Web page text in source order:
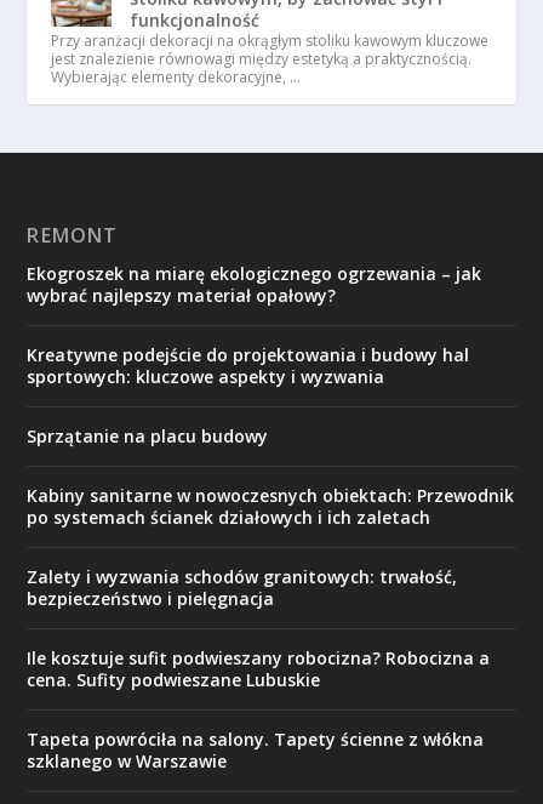
funkcjonalność
Przy aranżacji dekoracji na okrągłym stoliku kawowym kluczowe
jest znalezienie równowagi między estetyką a praktycznością.
Wybierając elementy dekoracyjne, …
REMONT
Ekogroszek na miarę ekologicznego ogrzewania – jak
wybrać najlepszy materiał opałowy?
Kreatywne podejście do projektowania i budowy hal
sportowych: kluczowe aspekty i wyzwania
Sprzątanie na placu budowy
Kabiny sanitarne w nowoczesnych obiektach: Przewodnik
po systemach ścianek działowych i ich zaletach
Zalety i wyzwania schodów granitowych: trwałość,
bezpieczeństwo i pielęgnacja
Ile kosztuje sufit podwieszany robocizna? Robocizna a
cena. Sufity podwieszane Lubuskie
Tapeta powróciła na salony. Tapety ścienne z włókna
szklanego w Warszawie